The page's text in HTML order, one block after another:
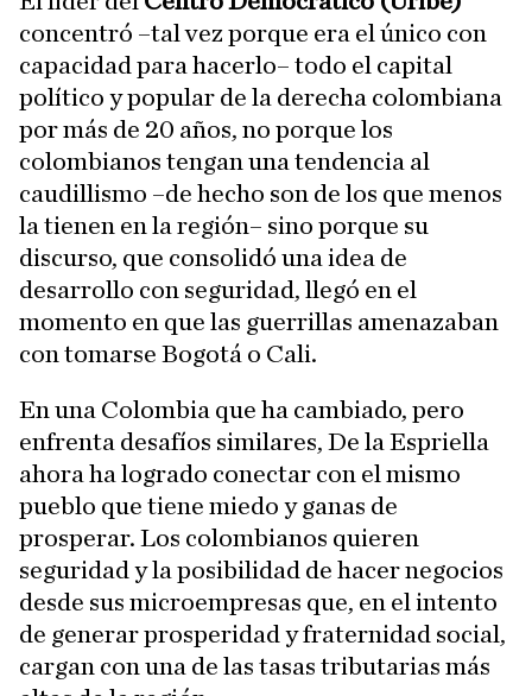
concentró –tal vez porque era el único con
capacidad para hacerlo– todo el capital
político y popular de la derecha colombiana
por más de 20 años, no porque los
colombianos tengan una tendencia al
caudillismo –de hecho son de los que menos
la tienen en la región– sino porque su
discurso, que consolidó una idea de
desarrollo con seguridad, llegó en el
momento en que las guerrillas amenazaban
con tomarse Bogotá o Cali.
En una Colombia que ha cambiado, pero
enfrenta desafíos similares, De la Espriella
ahora ha logrado conectar con el mismo
pueblo que tiene miedo y ganas de
prosperar. Los colombianos quieren
seguridad y la posibilidad de hacer negocios
desde sus microempresas que, en el intento
de generar prosperidad y fraternidad social,
cargan con una de las tasas tributarias más